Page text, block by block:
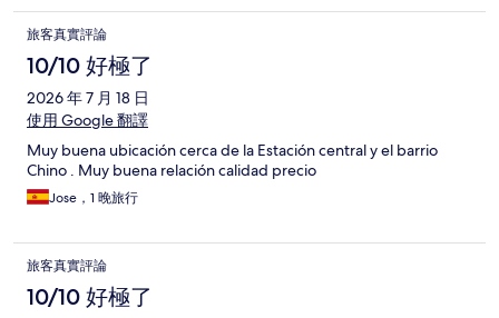
旅客真實評論
10/10 好極了
2026 年 7 月 18 日
使用 Google 翻譯
Muy buena ubicación cerca de la Estación central y el barrio
Chino . Muy buena relación calidad precio
Jose，1 晚旅行
旅客真實評論
10/10 好極了